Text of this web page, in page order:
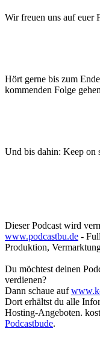
Wir freuen uns auf euer
Hört gerne bis zum
kommenden Folge
Und bis dahin: Keep on
Dieser Podcast wird
www.podcastbu.de -
Produktion,
Du möchtest deinen
verdienen?
Dann schaue auf
Dort erhältst du alle
Hosting-Angeboten.
Podcastbude.